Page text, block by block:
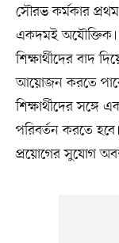
সৌরভ কর্মকার
একদমই অযৌক্তিক।
শিক্ষার্থীদের বাদ
আয়োজন করতে পারে
শিক্ষার্থীদের
পরিবর্তন করতে হবে।
প্রয়োগের সুযোগ